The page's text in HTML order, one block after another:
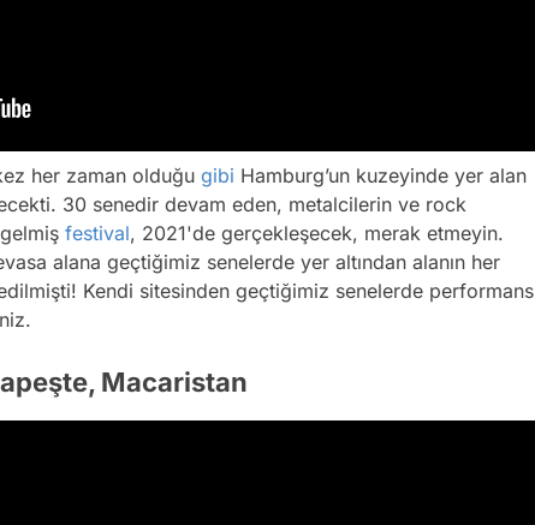
her zaman olduğu gibi Hamburg’un kuzeyinde yer alan
30 senedir devam eden, metalcilerin ve rock
festival, 2021'de gerçekleşecek, merak etmeyin.
alana geçtiğimiz senelerde yer altından alanın her
Kendi sitesinden geçtiğimiz senelerde performans
Macaristan